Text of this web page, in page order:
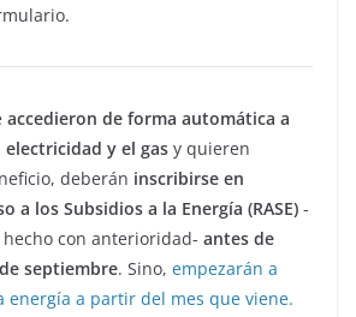
accedieron de forma automática a
y el gas y quieren
deberán inscribirse en
a los Subsidios a la Energía (RASE) -
con anterioridad- antes de
septiembre. Sino, empezarán a
energía a partir del mes que viene.